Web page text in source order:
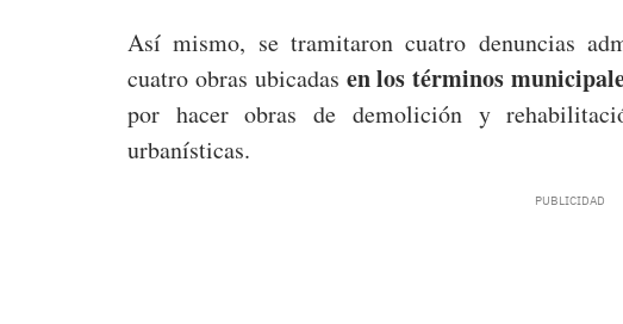
Así mismo, se tramitaron cuatro denuncias
cuatro obras ubicadas en los términos
por hacer obras de demolición y
urbanísticas.